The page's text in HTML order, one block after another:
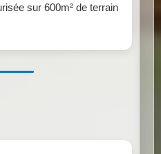
sur 600m² de terrain